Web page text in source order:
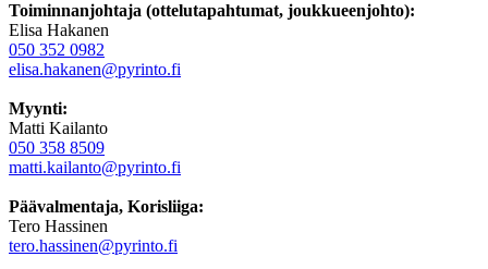
Toiminnanjohtaja (ottelutapahtumat, joukkueenjohto):
Elisa Hakanen
050 352 0982
elisa.hakanen@pyrinto.fi
Myynti:
Matti Kailanto
050 358 8509
matti.kailanto@pyrinto.fi
Päävalmentaja, Korisliiga:
Tero Hassinen
tero.hassinen@pyrinto.fi